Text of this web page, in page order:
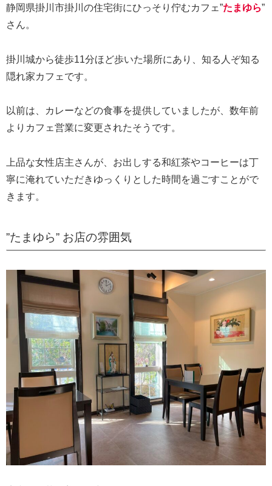
静岡県掛川市掛川の住宅街にひっそり佇むカフェ”たまゆら”
さん。
掛川城から徒歩11分ほど歩いた場所にあり、知る人ぞ知る
隠れ家カフェです。
以前は、カレーなどの食事を提供していましたが、数年前
よりカフェ営業に変更されたそうです。
上品な女性店主さんが、お出しする和紅茶やコーヒーは丁
寧に淹れていただきゆっくりとした時間を過ごすことがで
きます。
”たまゆら” お店の雰囲気